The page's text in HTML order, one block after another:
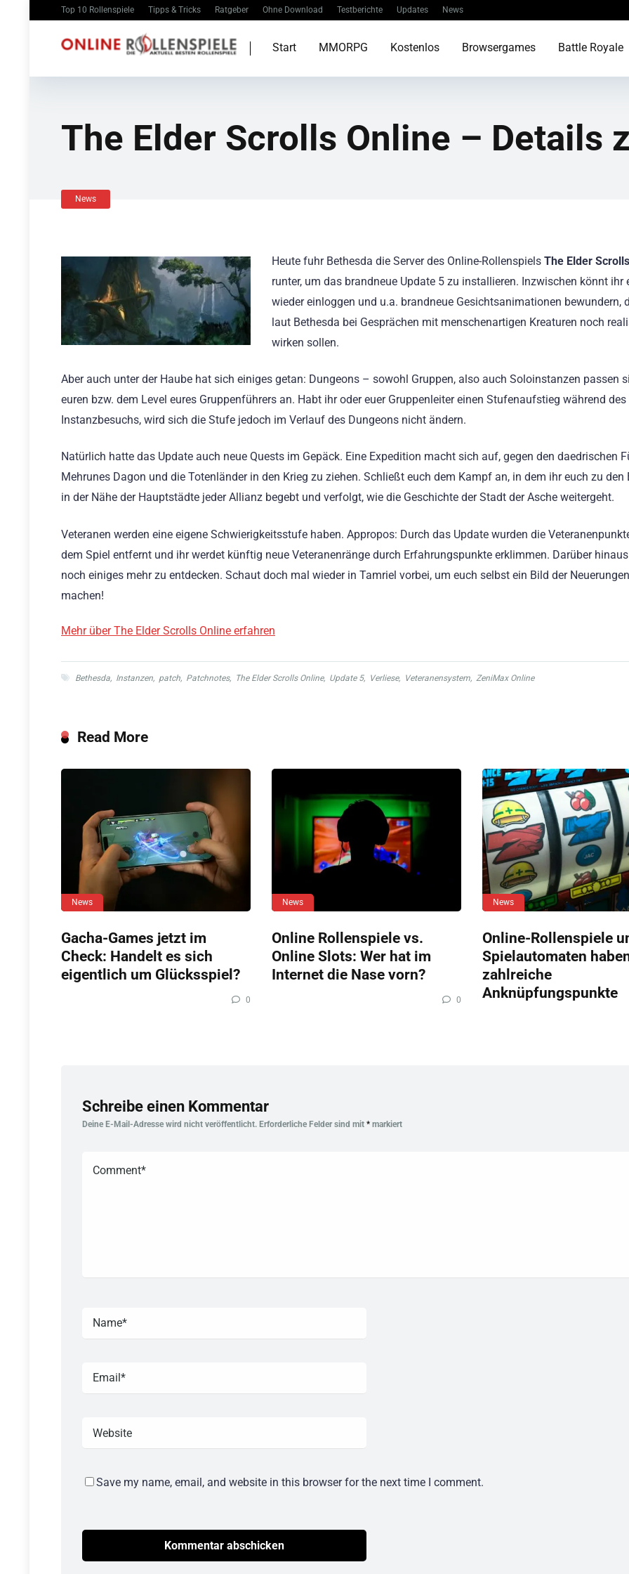
Top 10 Rollenspiele Tipps & Tricks Ratgeber Ohne Download Testberichte Updates News
Start MMORPG Kostenlos Browsergames Battle Royale
The Elder Scrolls Online – Details
News
Heute fuhr Bethesda die Server des Online-Rollenspiels The Elder
runter, um das brandneue Update 5 zu installieren. Inzwischen könnt ihr
wieder einloggen und u.a. brandneue Gesichtsanimationen bewundern,
laut Bethesda bei Gesprächen mit menschenartigen Kreaturen noch
wirken sollen.
Aber auch unter der Haube hat sich einiges getan: Dungeons – sowohl Gruppen, also auch Soloinstanzen passen
euren bzw. dem Level eures Gruppenführers an. Habt ihr oder euer Gruppenleiter einen Stufenaufstieg während des
Instanzbesuchs, wird sich die Stufe jedoch im Verlauf des Dungeons nicht ändern.
Natürlich hatte das Update auch neue Quests im Gepäck. Eine Expedition macht sich auf, gegen den daedrischen
Mehrunes Dagon und die Totenländer in den Krieg zu ziehen. Schließt euch dem Kampf an, in dem ihr euch zu den
in der Nähe der Hauptstädte jeder Allianz begebt und verfolgt, wie die Geschichte der Stadt der Asche weitergeht.
Veteranen werden eine eigene Schwierigkeitsstufe haben. Appropos: Durch das Update wurden die
dem Spiel entfernt und ihr werdet künftig neue Veteranenränge durch Erfahrungspunkte erklimmen. Darüber
noch einiges mehr zu entdecken. Schaut doch mal wieder in Tamriel vorbei, um euch selbst ein Bild der
machen!
Mehr über The Elder Scrolls Online erfahren
Bethesda, Instanzen, patch, Patchnotes, The Elder Scrolls Online, Update 5, Verliese, Veteranensystem, ZeniMax Online
Read More
News
Gacha-Games jetzt im
Check: Handelt es sich
eigentlich um Glücksspiel?
0
News
Online Rollenspiele vs.
Online Slots: Wer hat im
Internet die Nase vorn?
0
News
Online-Rollenspiele
Spielautomaten
zahlreiche
Anknüpfungspunkte
Schreibe einen Kommentar
Deine E-Mail-Adresse wird nicht veröffentlicht. Erforderliche Felder sind mit * markiert
Save my name, email, and website in this browser for the next time I comment.